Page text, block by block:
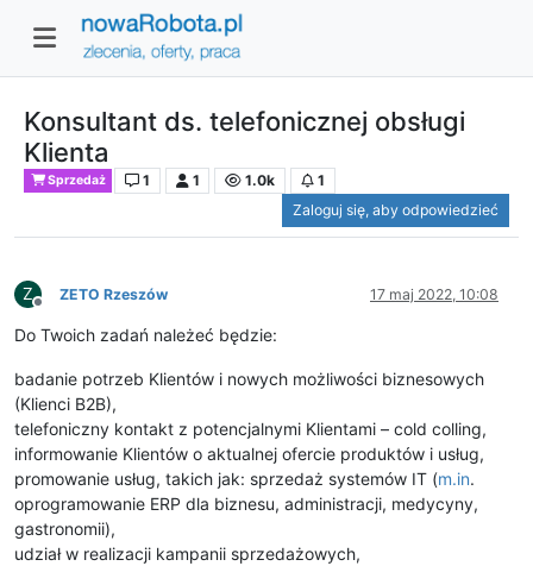
Konsultant ds. telefonicznej obsługi
Klienta
Sprzedaż 1 1 1.0k
1
Zaloguj się, aby odpowiedzieć
Z
Niedostępny
ZETO Rzeszów 17 maj 2022, 10:08
Do Twoich zadań należeć będzie:
badanie potrzeb Klientów i nowych możliwości biznesowych
(Klienci B2B),
telefoniczny kontakt z potencjalnymi Klientami – cold colling,
informowanie Klientów o aktualnej ofercie produktów i usług,
promowanie usług, takich jak: sprzedaż systemów IT (m.in.
oprogramowanie ERP dla biznesu, administracji, medycyny,
gastronomii),
udział w realizacji kampanii sprzedażowych,